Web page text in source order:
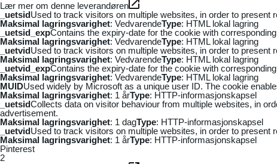
Lær mer om denne leverandøren
_uetsidUsed to track visitors on multiple websites, in order to
Maksimal lagringsvarighet: VedvarendeType: HTML lokal lagring
_uetsid_expContains the expiry-date for the cookie with
Maksimal lagringsvarighet: VedvarendeType: HTML lokal lagring
_uetvidUsed to track visitors on multiple websites, in order to
Maksimal lagringsvarighet: VedvarendeType: HTML lokal lagring
_uetvid_expContains the expiry-date for the cookie with
Maksimal lagringsvarighet: VedvarendeType: HTML lokal lagring
MUIDUsed widely by Microsoft as a unique user ID. The cookie
Maksimal lagringsvarighet: 1 årType: HTTP-informasjonskapsel
_uetsidCollects data on visitor behaviour from multiple websites, in
advertisement.
Maksimal lagringsvarighet: 1 dagType: HTTP-informasjonskapsel
_uetvidUsed to track visitors on multiple websites, in order to
Maksimal lagringsvarighet: 1 årType: HTTP-informasjonskapsel
Pinterest
2